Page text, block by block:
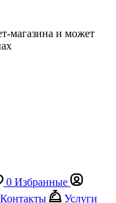
магазина и может
0 Избранные
Контакты
Услуги